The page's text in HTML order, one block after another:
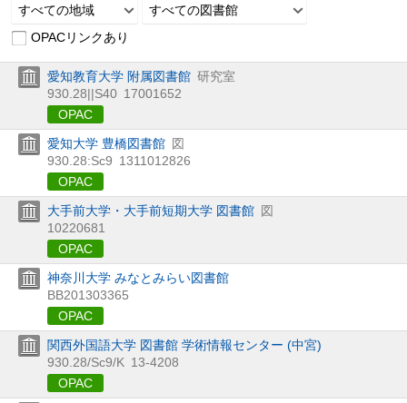
すべての地域
すべての図書館
OPACリンクあり
愛知教育大学 附属図書館 研究室
930.28||S40 17001652
OPAC
愛知大学 豊橋図書館 図
930.28:Sc9 1311012826
OPAC
大手前大学・大手前短期大学 図書館 図
10220681
OPAC
神奈川大学 みなとみらい図書館
BB201303365
OPAC
関西外国語大学 図書館 学術情報センター (中宮)
930.28/Sc9/K 13-4208
OPAC